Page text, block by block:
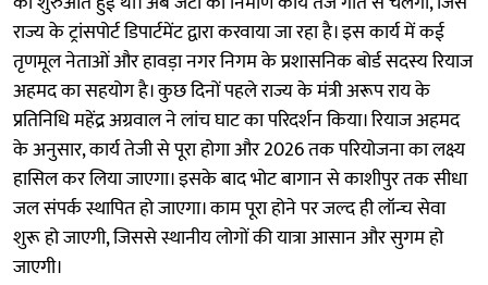
राज्य के ट्रांसपोर्ट डिपार्टमेंट द्वारा करवाया जा रहा है। इस कार्य में कई
तृणमूल नेताओं और हावड़ा नगर निगम के प्रशासनिक बोर्ड सदस्य रियाज
अहमद का सहयोग है। कुछ दिनों पहले राज्य के मंत्री अरूप राय के
प्रतिनिधि महेंद्र अग्रवाल ने लांच घाट का परिदर्शन किया। रियाज अहमद
के अनुसार, कार्य तेजी से पूरा होगा और 2026 तक परियोजना का लक्ष्य
हासिल कर लिया जाएगा। इसके बाद भोट बागान से काशीपुर तक सीधा
जल संपर्क स्थापित हो जाएगा। काम पूरा होने पर जल्द ही लॉन्च सेवा
शुरू हो जाएगी, जिससे स्थानीय लोगों की यात्रा आसान और सुगम हो
जाएगी।